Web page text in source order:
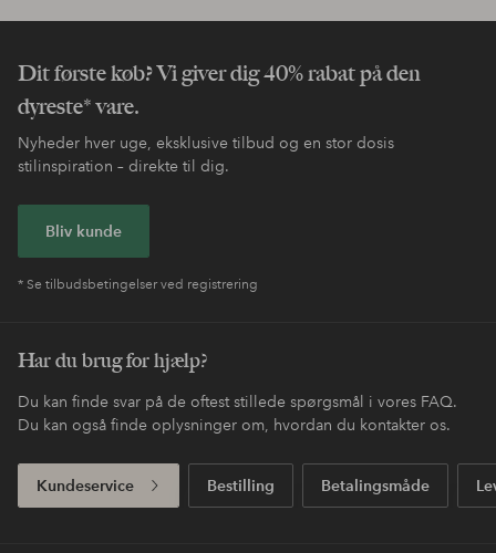
Dit første køb? Vi giver dig 40% rabat på den
dyreste* vare.
Nyheder hver uge, eksklusive tilbud og en stor dosis
stilinspiration – direkte til dig.
Bliv kunde
* Se tilbudsbetingelser ved registrering
Har du brug for hjælp?
Du kan finde svar på de oftest stillede spørgsmål i vores FAQ.
Du kan også finde oplysninger om, hvordan du kontakter os.
Kundeservice Bestilling Betalingsmåde